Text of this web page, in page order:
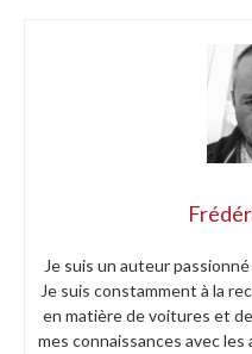
Je suis un auteur
Je suis constamment à la
en matière de voitures et
mes connaissances avec